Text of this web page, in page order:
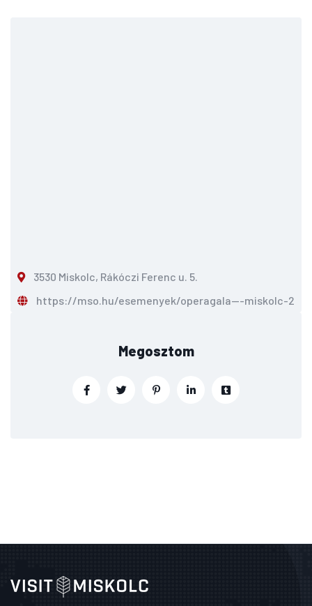
3530 Miskolc, Rákóczi Ferenc u. 5.
https://mso.hu/esemenyek/operagala---miskolc-2026-
Megosztom